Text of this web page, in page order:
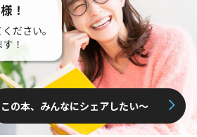
！
ださい。
！
この本、みんなにシェアしたい〜